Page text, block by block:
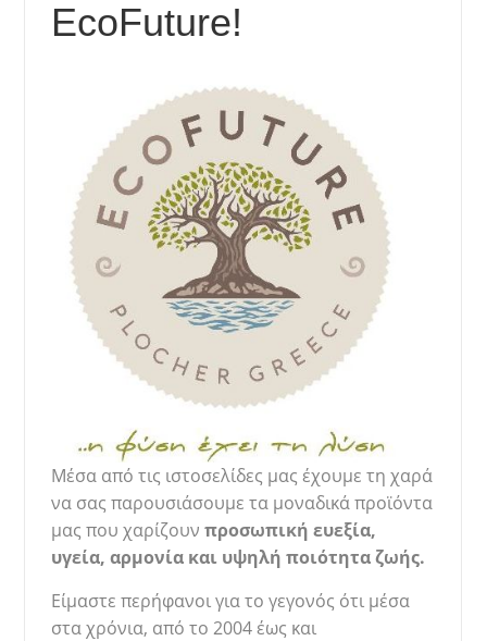
EcoFuture!
Μέσα από τις ιστοσελίδες μας έχουμε τη χαρά
να σας παρουσιάσουμε τα μοναδικά προϊόντα
μας που χαρίζουν ​ προσωπική ευεξία,
υγεία, αρμονία και υψηλή ποιότητα ζωής.
Είμαστε περήφανοι για το γεγονός ότι μέσα
στα χρόνια, από το 2004 έως και